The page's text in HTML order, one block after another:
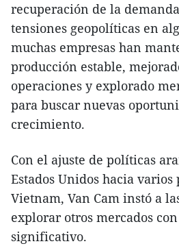
recuperación de la
tensiones geopolíticas en
muchas empresas han
producción estable,
operaciones y explorado
para buscar nuevas
crecimiento.
Con el ajuste de políticas
Estados Unidos hacia
Vietnam, Van Cam instó a
explorar otros mercados
significativo.